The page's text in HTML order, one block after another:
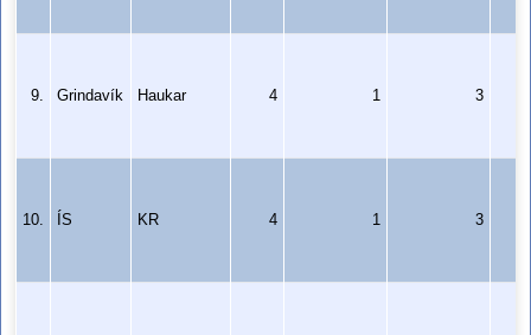
9. Grindavík Haukar 4 1 3
10. ÍS KR 4 1 3